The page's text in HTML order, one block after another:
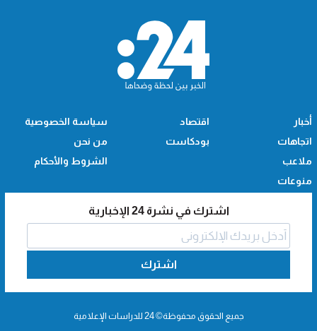
أخبار
اتجاهات
ملاعب
منوعات
اقتصاد
بودكاست
سياسة الخصوصية
من نحن
الشروط والأحكام
اشترك في نشرة 24 الإخبارية
اشترك
جميع الحقوق محفوظة© 24 للدراسات الإعلامية